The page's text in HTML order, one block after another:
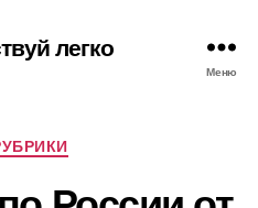
легко
Меню
Рубрики